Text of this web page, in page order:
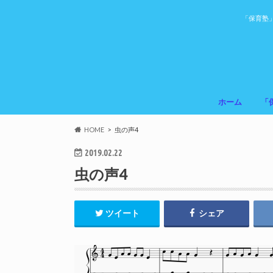
「保育
ホーム
HOME 虫の声4
2019.02.22
虫の声4
ツイート シェア